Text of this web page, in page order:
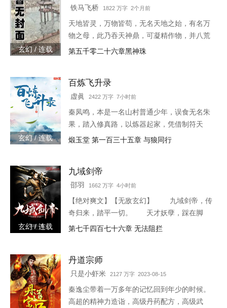
玄幻 / 连载
铁马飞桥 1822 万字 2个月前
天地皆灵，万物皆苟，无名天地之始，有名万
物之母，此乃吞天神鼎，可凝精作物，并八荒
之心。得此鼎，吞四海，容八荒……一代邪
第五千零二十六章黑神珠
玄幻 / 连载
百炼飞升录
虚眞 2422 万字 7小时前
秦凤鸣，本是一名山村普通少年，误食无名朱
果，踏入修真路，以炼器起家，凭借制符天
赋，只身闯荡荆棘密布的修仙界，本一切都顺
煅玉堂 第一百三十五章 与狼同行
玄幻 / 连载
九域剑帝
邵羽 1662 万字 4小时前
【绝对爽文】【无敌玄幻】 九域剑帝，传
奇归来，踏平一切。 天才妖孽，踩在脚
下，强者大能，挥手灭杀。 人不犯我，我
第七千四百七十六章 无法阻拦
丹道宗师
只是小虾米 2127 万字 2023-08-15
秦逸尘带着一万多年的记忆回到年少的时候。
高超的精神力造诣，高级丹药配方，高级武